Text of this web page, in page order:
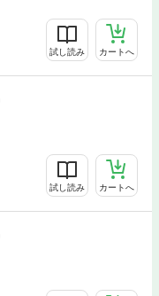
試し読み カートへ
試し読み カートへ